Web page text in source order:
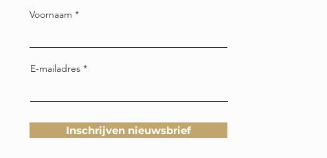
Voornaam
E-mailadres
Inschrijven nieuwsbrief